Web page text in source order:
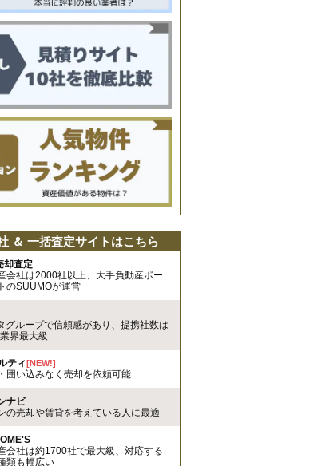
＆ 一括査定サイトはこちら
却査定
会社は2000社以上、大手負動産ポー
のSUUMOが運営
グループで信頼感があり、提携社数は
界最大級
ティ[NEW!]
囲い込みなく売却を依頼可能
ナビ
の売却や賃貸を考えている人に最適
会社は約1700社で最大級、対応する
類も幅広い